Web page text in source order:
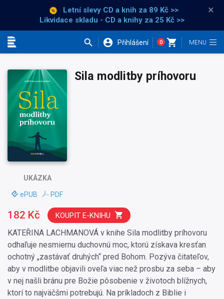
Letní slevy CD a knih za 89 Kč >>
Likvidace skladu - CD a knihy za 25 Kč >>
×
Přihlášení 0
UKÁZKA
ePUB PDF
Sila modlitby príhovoru
KATEŘINA LACHMANOVÁ v knihe Sila modlitby príhovoru
odhaľuje nesmiernu duchovnú moc, ktorú získava kresťan
ochotný „zastávať druhých“ pred Bohom. Pozýva čitateľov,
aby v modlitbe objavili oveľa viac než prosbu za seba – aby
v nej našli bránu pre Božie pôsobenie v životoch blížnych,
ktorí to najväčšmi potrebujú. Na príkladoch z Biblie i
182 Kč KOUPIT E-KNIHU